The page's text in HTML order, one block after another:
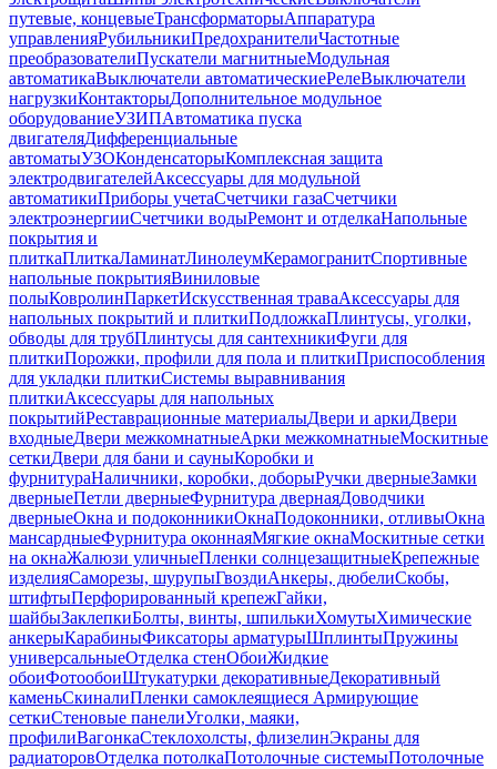
путевые, концевыеТрансформаторыАппаратура
управленияРубильникиПредохранителиЧастотные
преобразователиПускатели магнитныеМодульная
автоматикаВыключатели автоматическиеРелеВыключатели
нагрузкиКонтакторыДополнительное модульное
оборудованиеУЗИПАвтоматика пуска
двигателяДифференциальные
автоматыУЗОКонденсаторыКомплексная защита
электродвигателейАксессуары для модульной
автоматикиПриборы учетаСчетчики газаСчетчики
электроэнергииСчетчики водыРемонт и отделкаНапольные
покрытия и
плиткаПлиткаЛаминатЛинолеумКерамогранитСпортивные
напольные покрытияВиниловые
полыКовролинПаркетИскусственная траваАксессуары для
напольных покрытий и плиткиПодложкаПлинтусы, уголки,
обводы для трубПлинтусы для сантехникиФуги для
плиткиПорожки, профили для пола и плиткиПриспособления
для укладки плиткиСистемы выравнивания
плиткиАксессуары для напольных
покрытийРеставрационные материалыДвери и аркиДвери
входныеДвери межкомнатныеАрки межкомнатныеМоскитные
сеткиДвери для бани и сауныКоробки и
фурнитураНаличники, коробки, доборыРучки дверныеЗамки
дверныеПетли дверныеФурнитура двернаяДоводчики
дверныеОкна и подоконникиОкнаПодоконники, отливыОкна
мансардныеФурнитура оконнаяМягкие окнаМоскитные сетки
на окнаЖалюзи уличныеПленки солнцезащитныеКрепежные
изделияСаморезы, шурупыГвоздиАнкеры, дюбелиСкобы,
штифтыПерфорированный крепежГайки,
шайбыЗаклепкиБолты, винты, шпилькиХомутыХимические
анкерыКарабиныФиксаторы арматурыШплинтыПружины
универсальныеОтделка стенОбоиЖидкие
обоиФотообоиШтукатурки декоративныеДекоративный
каменьСкиналиПленки самоклеящиеся Армирующие
сеткиСтеновые панелиУголки, маяки,
профилиВагонкаСтеклохолсты, флизелинЭкраны для
радиаторовОтделка потолкаПотолочные системыПотолочные